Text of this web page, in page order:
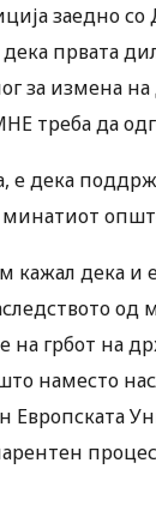
заедно
првата
за измена
треба да
е дека
кажал дека
грбот на
наместо